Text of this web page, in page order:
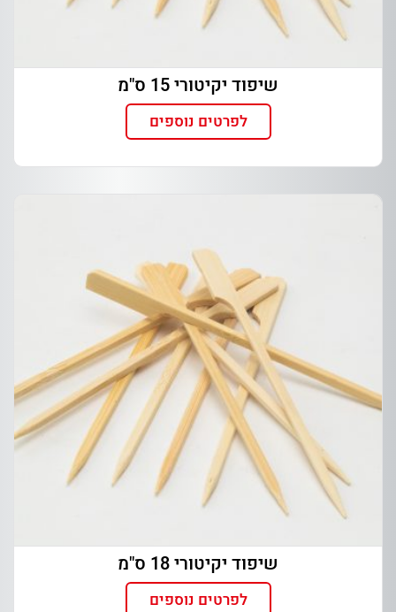
שיפוד יקיטורי 15 ס"מ
לפרטים נוספים
שיפוד יקיטורי 18 ס"מ
לפרטים נוספים